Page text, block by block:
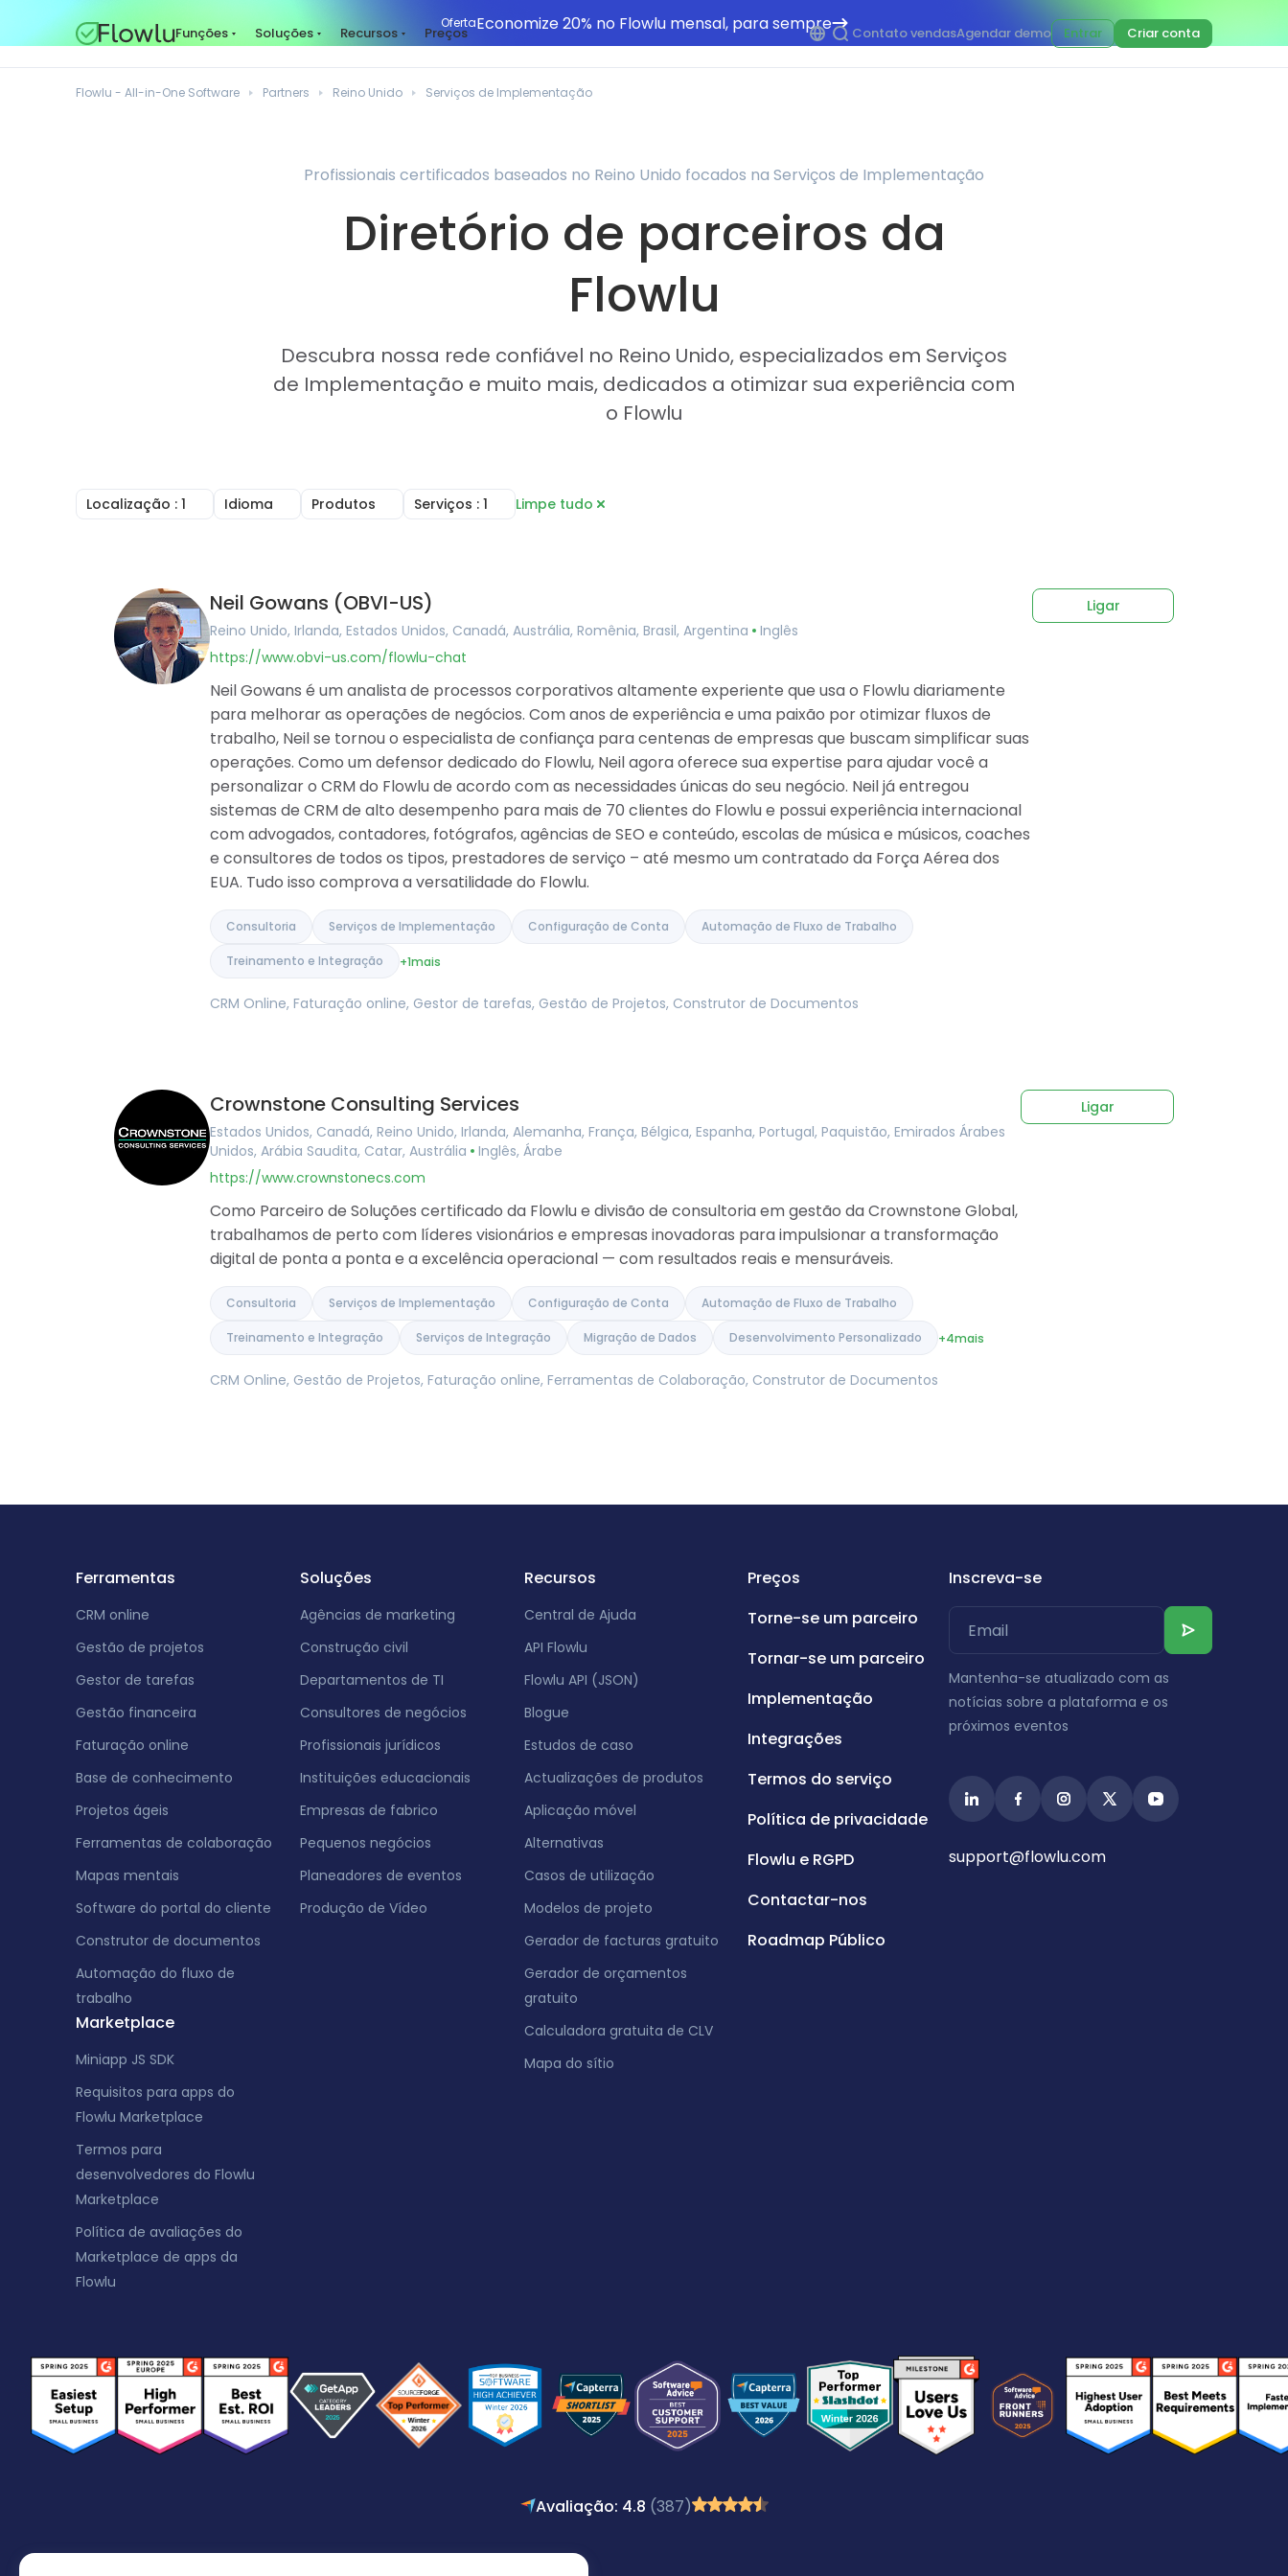
OfertaEconomize 20% no Flowlu mensal, para sempre
Funções Soluções Recursos Preços Contato vendasAgendar demo Entrar Criar conta
Flowlu - All-in-One Software Partners Reino Unido Serviços de Implementação
Profissionais certificados baseados no Reino Unido focados na Serviços de Implementação
Diretório de parceiros da
Flowlu
Descubra nossa rede confiável no Reino Unido, especializados em Serviços
de Implementação e muito mais, dedicados a otimizar sua experiência com
o Flowlu
Localização : 1
Canadá
Austrália
Romênia
Brasil
Argentina
Alemanha
Emirados Árabes Unidos
Arábia Saudita
Idioma
Alemão
Húngaro
Romeno
Produtos
Gestão de Projetos
Construtor de Documentos
Ferramentas de Colaboração
Centro de Informação
Gestão financeira
Software de Portal do Cliente
Agile and Issue Tracker
Mapas Mentais
Serviços : 1
Serviços de Integração
Migração de Dados
Desenvolvimento Personalizado
Limpe tudo
Neil Gowans (OBVI-US)
Reino Unido, Irlanda, Estados Unidos, Canadá, Austrália, Romênia, Brasil, Argentina Inglês
https://www.obvi-us.com/flowlu-chat
Neil Gowans é um analista de processos corporativos altamente experiente que usa o Flowlu diariamente
para melhorar as operações de negócios. Com anos de experiência e uma paixão por otimizar fluxos de
trabalho, Neil se tornou o especialista de confiança para centenas de empresas que buscam simplificar suas
operações. Como um defensor dedicado do Flowlu, Neil agora oferece sua expertise para ajudar você a
personalizar o CRM do Flowlu de acordo com as necessidades únicas do seu negócio. Neil já entregou
sistemas de CRM de alto desempenho para mais de 70 clientes do Flowlu e possui experiência internacional
com advogados, contadores, fotógrafos, agências de SEO e conteúdo, escolas de música e músicos, coaches
e consultores de todos os tipos, prestadores de serviço – até mesmo um contratado da Força Aérea dos
EUA. Tudo isso comprova a versatilidade do Flowlu.
Consultoria Serviços de Implementação Configuração de Conta Automação de Fluxo de Trabalho
Treinamento e Integração +1mais
CRM Online, Faturação online, Gestor de tarefas, Gestão de Projetos, Construtor de Documentos
Ligar
Crownstone Consulting Services
Estados Unidos, Canadá, Reino Unido, Irlanda, Alemanha, França, Bélgica, Espanha, Portugal, Paquistão, Emirados Árabes
Unidos, Arábia Saudita, Catar, Austrália Inglês, Árabe
https://www.crownstonecs.com
Como Parceiro de Soluções certificado da Flowlu e divisão de consultoria em gestão da Crownstone Global,
trabalhamos de perto com líderes visionários e empresas inovadoras para impulsionar a transformação
digital de ponta a ponta e a excelência operacional — com resultados reais e mensuráveis.
Consultoria Serviços de Implementação Configuração de Conta Automação de Fluxo de Trabalho
Treinamento e Integração Serviços de Integração Migração de Dados Desenvolvimento Personalizado +4mais
CRM Online, Gestão de Projetos, Faturação online, Ferramentas de Colaboração, Construtor de Documentos
Ligar
Ferramentas
CRM online
Gestão de projetos
Gestor de tarefas
Gestão financeira
Faturação online
Base de conhecimento
Projetos ágeis
Ferramentas de colaboração
Mapas mentais
Software do portal do cliente
Construtor de documentos
Automação do fluxo de
trabalho
Marketplace
Miniapp JS SDK
Requisitos para apps do
Flowlu Marketplace
Termos para
desenvolvedores do Flowlu
Marketplace
Política de avaliações do
Marketplace de apps da
Flowlu
Soluções
Agências de marketing
Construção civil
Departamentos de TI
Consultores de negócios
Profissionais jurídicos
Instituições educacionais
Empresas de fabrico
Pequenos negócios
Planeadores de eventos
Produção de Vídeo
Recursos
Central de Ajuda
API Flowlu
Flowlu API (JSON)
Blogue
Estudos de caso
Actualizações de produtos
Aplicação móvel
Alternativas
Casos de utilização
Modelos de projeto
Gerador de facturas gratuito
Gerador de orçamentos
gratuito
Calculadora gratuita de CLV
Mapa do sítio
Preços
Torne-se um parceiro
Tornar-se um parceiro
Implementação
Integrações
Termos do serviço
Política de privacidade
Flowlu e RGPD
Contactar-nos
Roadmap Público
Inscreva-se
Mantenha-se atualizado com as
notícias sobre a plataforma e os
próximos eventos
support@flowlu.com
Avaliação: 4.8 (387)